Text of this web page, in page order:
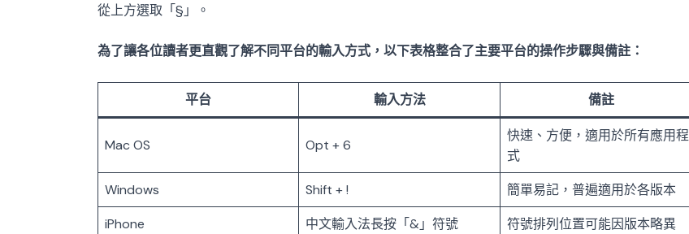
從上方選取「§」。
為了讓各位讀者更直觀了解不同平台的輸入方式，以下表格整合了主要平台的操作步驟與備註：
平台 輸入方法 備註
Mac OS Opt + 6
快速、方便，適用於所有應用程
式
Windows
Shift + !
簡單易記，普遍適用於各版本
iPhone
中文輸入法長按「&」符號
符號排列位置可能因版本略異